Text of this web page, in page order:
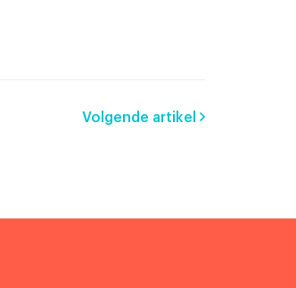
Volgende artikel